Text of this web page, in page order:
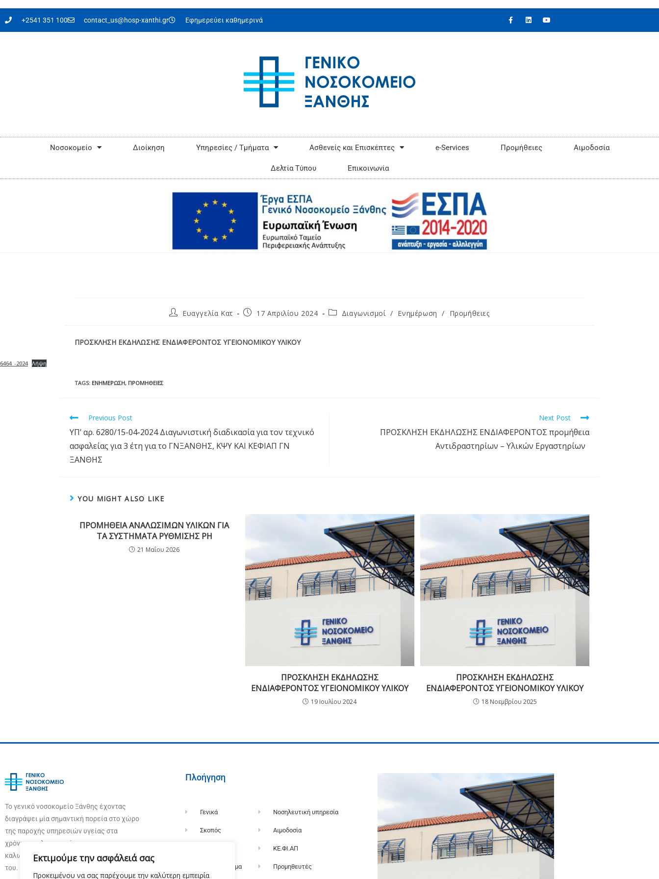
Εκτιμούμε την ασφάλειά σας
Προκειμένου να σας παρέχουμε την καλύτερη εμπειρία
+2541 351 100 contact_us@hosp-xanthi.gr Εφημερεύει καθημερινά
Νοσοκομείο Διοίκηση Υπηρεσίες / Τμήματα Ασθενείς και Επισκέπτες e-Services Προμήθειες Αιμοδοσία
Δελτία Τύπου Επικοινωνία
Ευαγγελία Κατ 17 Απριλίου 2024 Διαγωνισμοί / Ενημέρωση / Προμήθειες
ΠΡΟΣΚΛΗΣΗ ΕΚΔΗΛΩΣΗΣ ΕΝΔΙΑΦΕΡΟΝΤΟΣ ΥΓΕΙΟΝΟΜΙΚΟΥ ΥΛΙΚΟΥ
6464_-2024 Λήψη
TAGS: ΕΝΗΜΈΡΩΣΗ, ΠΡΟΜΉΘΕΙΕΣ
Previous Post
ΥΠ’ αρ. 6280/15-04-2024 Διαγωνιστική διαδικασία για τον τεχνικό
ασφαλείας για 3 έτη για το ΓΝΞΑΝΘΗΣ, ΚΨΥ ΚΑΙ ΚΕΦΙΑΠ ΓΝ
ΞΑΝΘΗΣ
Next Post
ΠΡΟΣΚΛΗΣΗ ΕΚΔΗΛΩΣΗΣ ΕΝΔΙΑΦΕΡΟΝΤΟΣ προμήθεια
Αντιδραστηρίων – Υλικών Εργαστηρίων
YOU MIGHT ALSO LIKE
ΠΡΟΜΗΘΕΙΑ ΑΝΑΛΩΣΙΜΩΝ ΥΛΙΚΩΝ ΓΙΑ
ΤΑ ΣΥΣΤΗΜΑΤΑ ΡΥΘΜΙΣΗΣ PH
21 Μαΐου 2026
ΠΡΟΣΚΛΗΣΗ ΕΚΔΗΛΩΣΗΣ
ΕΝΔΙΑΦΕΡΟΝΤΟΣ ΥΓΕΙΟΝΟΜΙΚΟΥ ΥΛΙΚΟΥ
19 Ιουλίου 2024
ΠΡΟΣΚΛΗΣΗ ΕΚΔΗΛΩΣΗΣ
ΕΝΔΙΑΦΕΡΟΝΤΟΣ ΥΓΕΙΟΝΟΜΙΚΟΥ ΥΛΙΚΟΥ
18 Νοεμβρίου 2025
Το γενικό νοσοκομείο Ξάνθης έχοντας
διαγράψει μία σημαντική πορεία στο χώρο
της παροχής υπηρεσιών υγείας στα
χρόνια της λειτουργίας του σας
καλωσορίζει στην επίσημη ιστοσελίδα
του.
Πλοήγηση
Γενικά
Σκοπός
Οργανόγραμμα
Νοσηλευτική υπηρεσία
Αιμοδοσία
ΚΕ.ΦΙ.ΑΠ
Προμηθευτές